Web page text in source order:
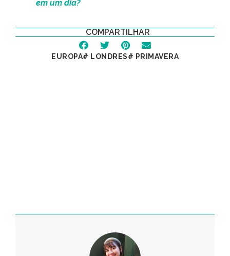
em um dia?
COMPARTILHAR
EUROPA# LONDRES# PRIMAVERA